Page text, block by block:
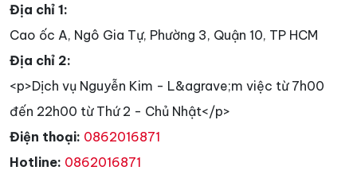
Địa chỉ 1:
Cao ốc A, Ngô Gia Tự, Phường 3, Quận 10, TP HCM
Địa chỉ 2:
<p>Dịch vụ Nguyễn Kim - L&agrave;m việc từ 7h00
đến 22h00 từ Thứ 2 - Chủ Nhật</p>
Điện thoại: 0862016871
Hotline: 0862016871